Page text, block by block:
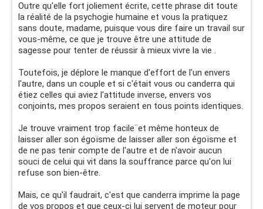
Outre qu'elle fort joliement écrite, cette phrase dit toute
la réalité de la psychogie humaine et vous la pratiquez
sans doute, madame, puisque vous dire faire un travail sur
vous-même, ce que je trouve être une attitude de
sagesse pour tenter de réussir à mieux vivre la vie .
Toutefois, je déplore le manque d'effort de l'un envers
l'autre, dans un couple et si c'était vous ou canderra qui
étiez celles qui aviez l'attitude inverse, envers vos
conjoints, mes propos seraient en tous points identiques.
Je trouve vraiment trop facile¨et même honteux de
laisser aller son égoïsme de laisser aller son égoïsme et
de ne pas tenir compte de l'autre et de n'avoir aucun
souci de celui qui vit dans la souffrance parce qu'on lui
refuse son bien-être.
Mais, ce qu'il faudrait, c'est que canderra imprime la page
de vos propos et que ceux-ci lui servent de moteur pour